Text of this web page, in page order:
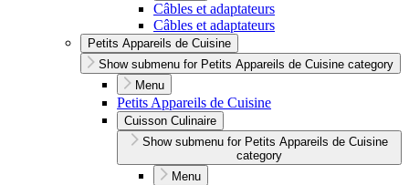
Câbles et adaptateurs
Câbles et adaptateurs
Petits Appareils de Cuisine
Show submenu for Petits Appareils de Cuisine category
Menu
Petits Appareils de Cuisine
Cuisson Culinaire
Show submenu for Petits Appareils de Cuisine
category
Menu